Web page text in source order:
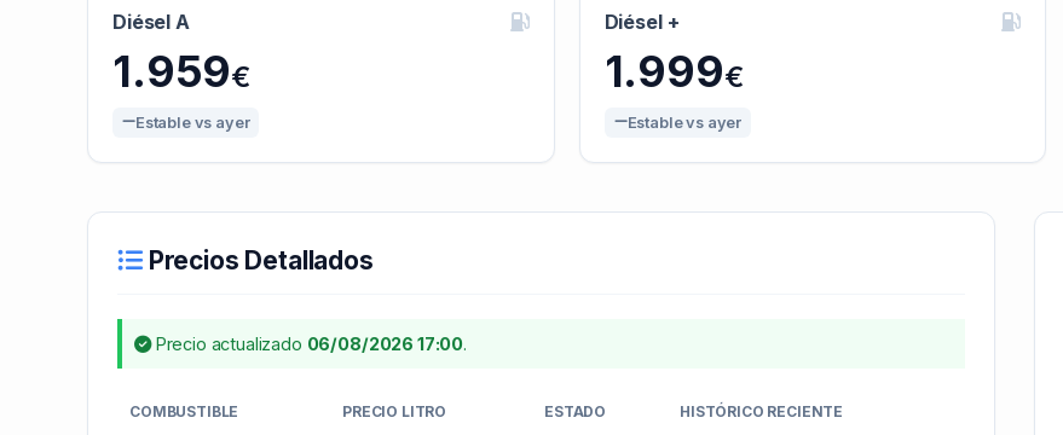
Diésel A
1.959€
Estable vs ayer
Diésel +
1.999€
Estable vs ayer
Precios Detallados
Precio actualizado 06/08/2026 17:00.
COMBUSTIBLE PRECIO LITRO ESTADO HISTÓRICO RECIENTE